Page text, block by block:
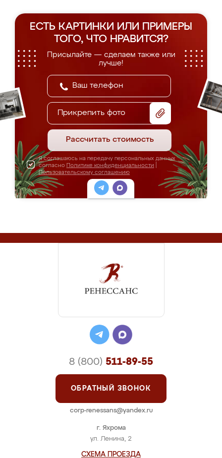
ЕСТЬ КАРТИНКИ ИЛИ ПРИМЕРЫ
ТОГО, ЧТО НРАВИТСЯ?
Присылайте — сделаем также или
лучше!
Прикрепить фото
Рассчитать стоимость
Я соглашаюсь на передачу персональных данных
согласно Политике конфиденциальности
Пользовательскому соглашению
г. Яхрома
ул. Ленина, 2
СХЕМА ПРОЕЗДА
8 (800) 511-89-55
ОБРАТНЫЙ ЗВОНОК
corp-renessans@yandex.ru